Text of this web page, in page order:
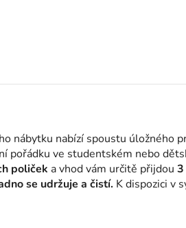
nábytku nabízí spoustu úložného
pořádku ve studentském nebo
poliček a vhod vám určitě přijdou 3
se udržuje a čistí. K dispozici v